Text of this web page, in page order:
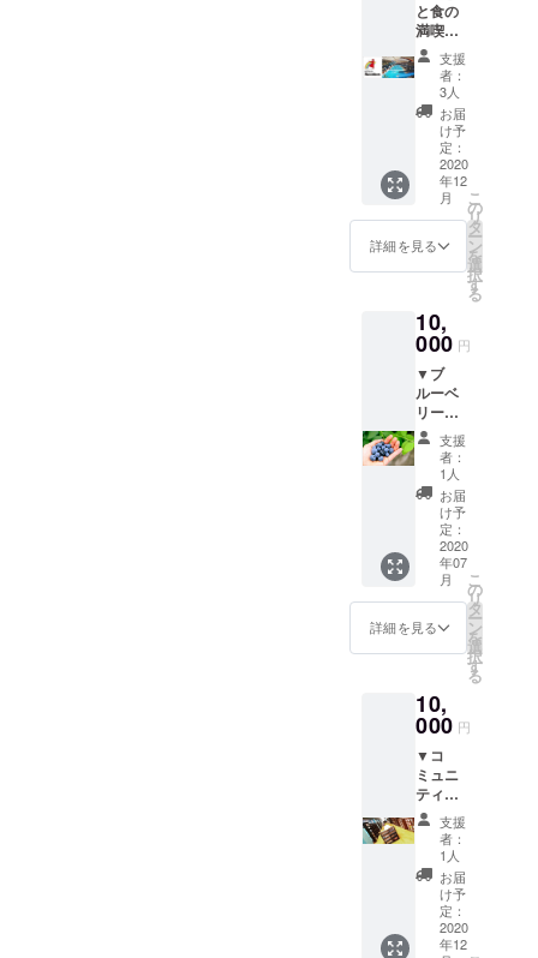
（ネッ
ト未発
売）。
●『茨城
弁ご
じゃっ
ぺかる
た（CD
き）』
通常
イバラ
キング
ザイ
ン・解
説・茨
城弁ナ
レー
ション
まで完
全プロ
デュー
ス。茨
城を愛
するす
べての
方に捧
ぐ・・
ぶん）
世界で
茨城弁
かるた
メ
ジャー
どころ
からマ
ニアッ
クな言
い回し
まで、
あえて
エリア
を限定
せず、
ズケー
キ（直
径約１
２cm）
をお届
けいた
しま
す。
国オモ
ニがつ
くる自
家製の
キムチ
▼お礼
のお手
を込め
たお礼
の手紙
ととも
に、
ターが
作る
バーベ
キュー
ソース
と本場
韓国の
キムチ
をお届
けいた
しま
す。
じま
す。
詳しく
は本文
内のお
問い合
わせ先
までご
連絡く
ださ
い。
※入浴回
数券は
いただ
けま
す。
※備考欄
にて２
種類か
らお好
きな方
をお選
びくだ
さい。
（赤：
約２３
cm ／
黒：２
５cm）
▼お礼
ダル 足
の裏の
刺激し
てく
れ、気
づかい
ないう
ちに健
康に
なって
しまう
サンダ
と食の
満喫
セット
●スパ
リゾー
トハワ
イアン
ズのペ
アチ
ケット
https://
www.ha
waiians
.co.jp/
可能日
は、施
設の利
用可能
日に準
じま
す。
●本場韓
国焼肉
食べ放
題ペア
チケッ
（よっ
こら
しょっ
北茨城
www.yo
kkoras
yot-
food.co
m/hom
e-1 ※
利用日
時はメ
イズム
ランド
の営業
日（不
定休）
営業時
支援
者：
3人
お届
け予
定：
2020
年12
月
詳細を見る
こ
の
リ
タ
ー
ン
を
選
択
す
る
10,
000 円
▼ブ
ルーベ
リー摘
み体験
＆1泊宿
泊プラ
ン ●
ブルー
ベリー
摘み体
験 ※
お一人
につき
500gま
でお持
ち帰り
す。
http://w
ww.kitai
barakis
hi-
kankok
yokai.gr
.jp/page
/page00
0508.ht
ml ●
夕食
（よっ
こら
支援
者：
1人
お届
け予
定：
2020
年07
月
詳細を見る
こ
の
リ
タ
ー
ン
を
選
択
す
る
10,
000 円
▼コ
ミュニ
ティス
ペース1
年間利
用チ
ケット
※1ド
リンク
付き
※漫画1
支援
者：
1人
お届
け予
定：
2020
年12